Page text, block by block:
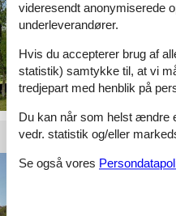
videresendt anonymiserede
underleverandører.
Hvis du accepterer brug af
statistik) samtykke til, at vi
tredjepart med henblik på
Du kan når som helst ændre
vedr. statistik og/eller
Se også vores